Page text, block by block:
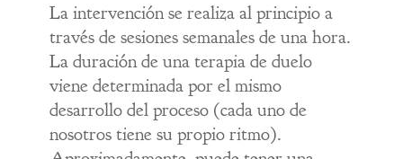
La intervención se realiza al principio a
través de sesiones semanales de una hora.
La duración de una terapia de duelo
viene determinada por el mismo
desarrollo del proceso (cada uno de
nosotros tiene su propio ritmo).